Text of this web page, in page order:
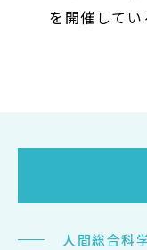
を開催してい
人間総合科